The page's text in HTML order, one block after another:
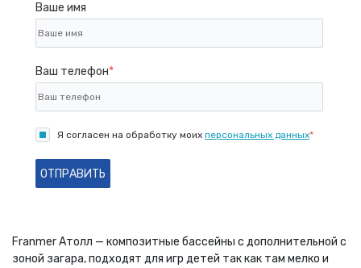
Ваше имя
Ваш телефон*
Я согласен на обработку моих персональных данных*
ОТПРАВИТЬ
Franmer Атолл — композитные бассейны с дополнительной с
зоной загара, подходят для игр детей так как там мелко и